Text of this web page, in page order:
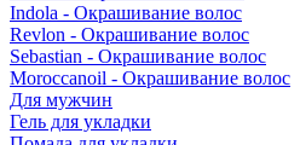
Indola - Окрашивание волос
Revlon - Окрашивание волос
Sebastian - Окрашивание волос
Moroccanoil - Окрашивание волос
Для мужчин
Гель для укладки